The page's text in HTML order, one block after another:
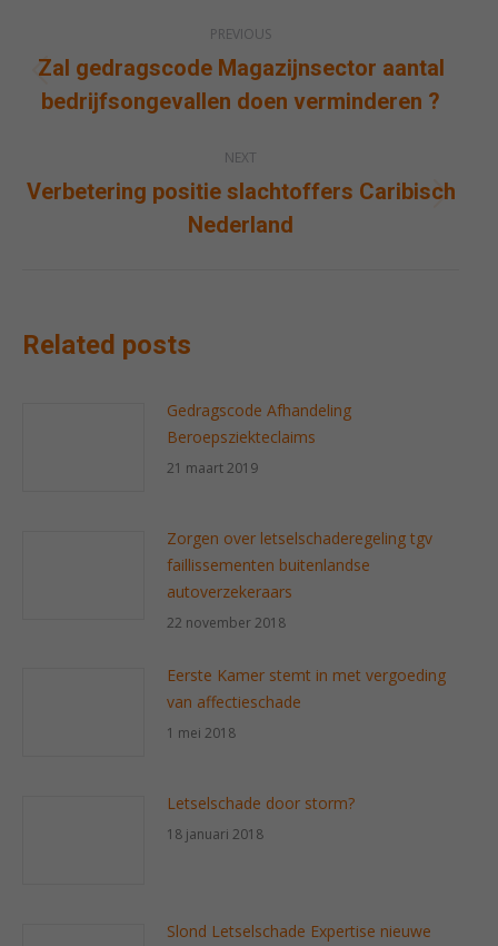
navigation
PREVIOUS
Previous
post:
Zal gedragscode Magazijnsector aantal
bedrijfsongevallen doen verminderen ?
NEXT
Next
post:
Verbetering positie slachtoffers Caribisch
Nederland
Related posts
Gedragscode Afhandeling
Beroepsziekteclaims
21 maart 2019
Zorgen over letselschaderegeling tgv
faillissementen buitenlandse
autoverzekeraars
22 november 2018
Eerste Kamer stemt in met vergoeding
van affectieschade
1 mei 2018
Letselschade door storm?
18 januari 2018
Slond Letselschade Expertise nieuwe